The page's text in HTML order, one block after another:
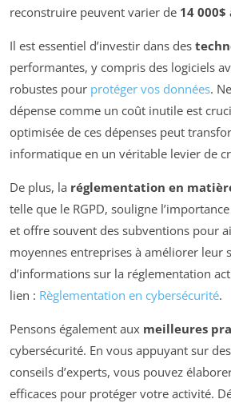
reconstruire peuvent varier de 14 000$
Il est essentiel d’investir dans des
performantes, y compris des logiciels
robustes pour protéger vos données.
dépense comme un coût inutile est
optimisée de ces dépenses peut
informatique en un véritable levier de
De plus, la réglementation en
telle que le RGPD, souligne
et offre souvent des subventions pour
moyennes entreprises à améliorer leur
d’informations sur la réglementation
lien : Règlementation en cybersécurité.
Pensons également aux meilleures
cybersécurité. En vous appuyant sur
conseils d’experts, vous pouvez
efficaces pour protéger votre activité.